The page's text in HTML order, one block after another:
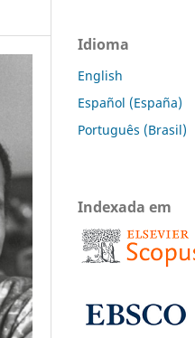
Idioma
English
Español (España)
Português (Brasil)
Indexada em